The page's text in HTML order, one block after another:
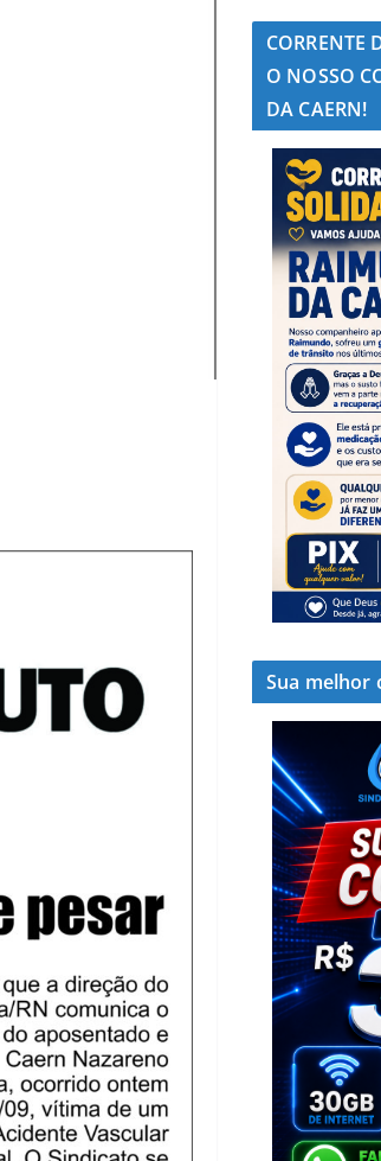
CORRENTE
O NOSSO
DA CAERN!
Sua melhor